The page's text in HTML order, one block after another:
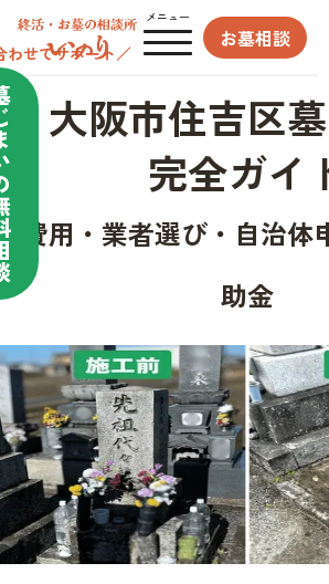
メニュー
お墓相談
わせてサポート／
大阪市住吉区
完全ガイ
費用・業者選び・自治
助金